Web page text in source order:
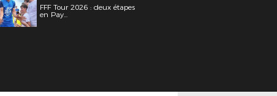
FFF Tour 2026 : deux étapes
en Pay...